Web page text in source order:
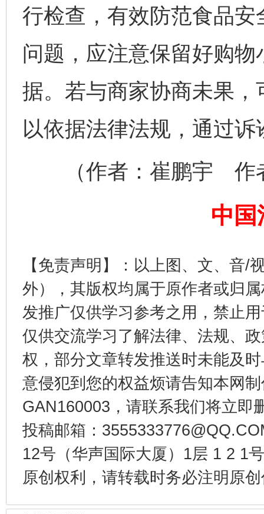
行检查，有效防范食品
问题，应注意保留好购
据。若与商家协商未果
以依据法律法规，通过
（作者：崔鹏宇 作者
中国
【免责声明】：以上图、文、音/
外），其版权均属于原作者或归
发推广仅供学习参考之用，禁止
仅供交流学习了解法律、法规、
权，部分文章转发推送时未能及
意侵犯到您的权益烦请告知本网
GAN160003，请联系我们将立即
投稿邮箱：
12号（华声国际大厦）1层 1 2 1
原创权利，请转载时务必注明原
完善运行机制助力责任有效落实 一纸欠
东山县通报“牛蛙产品抗生素超标问题” 法
千年窑火 生生不息 一